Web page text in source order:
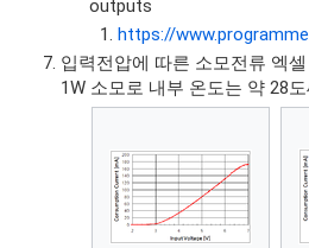
outputs
https://
입력전압에 따른 소모전류 엑
1W 소모로 내부 온도는 약 28